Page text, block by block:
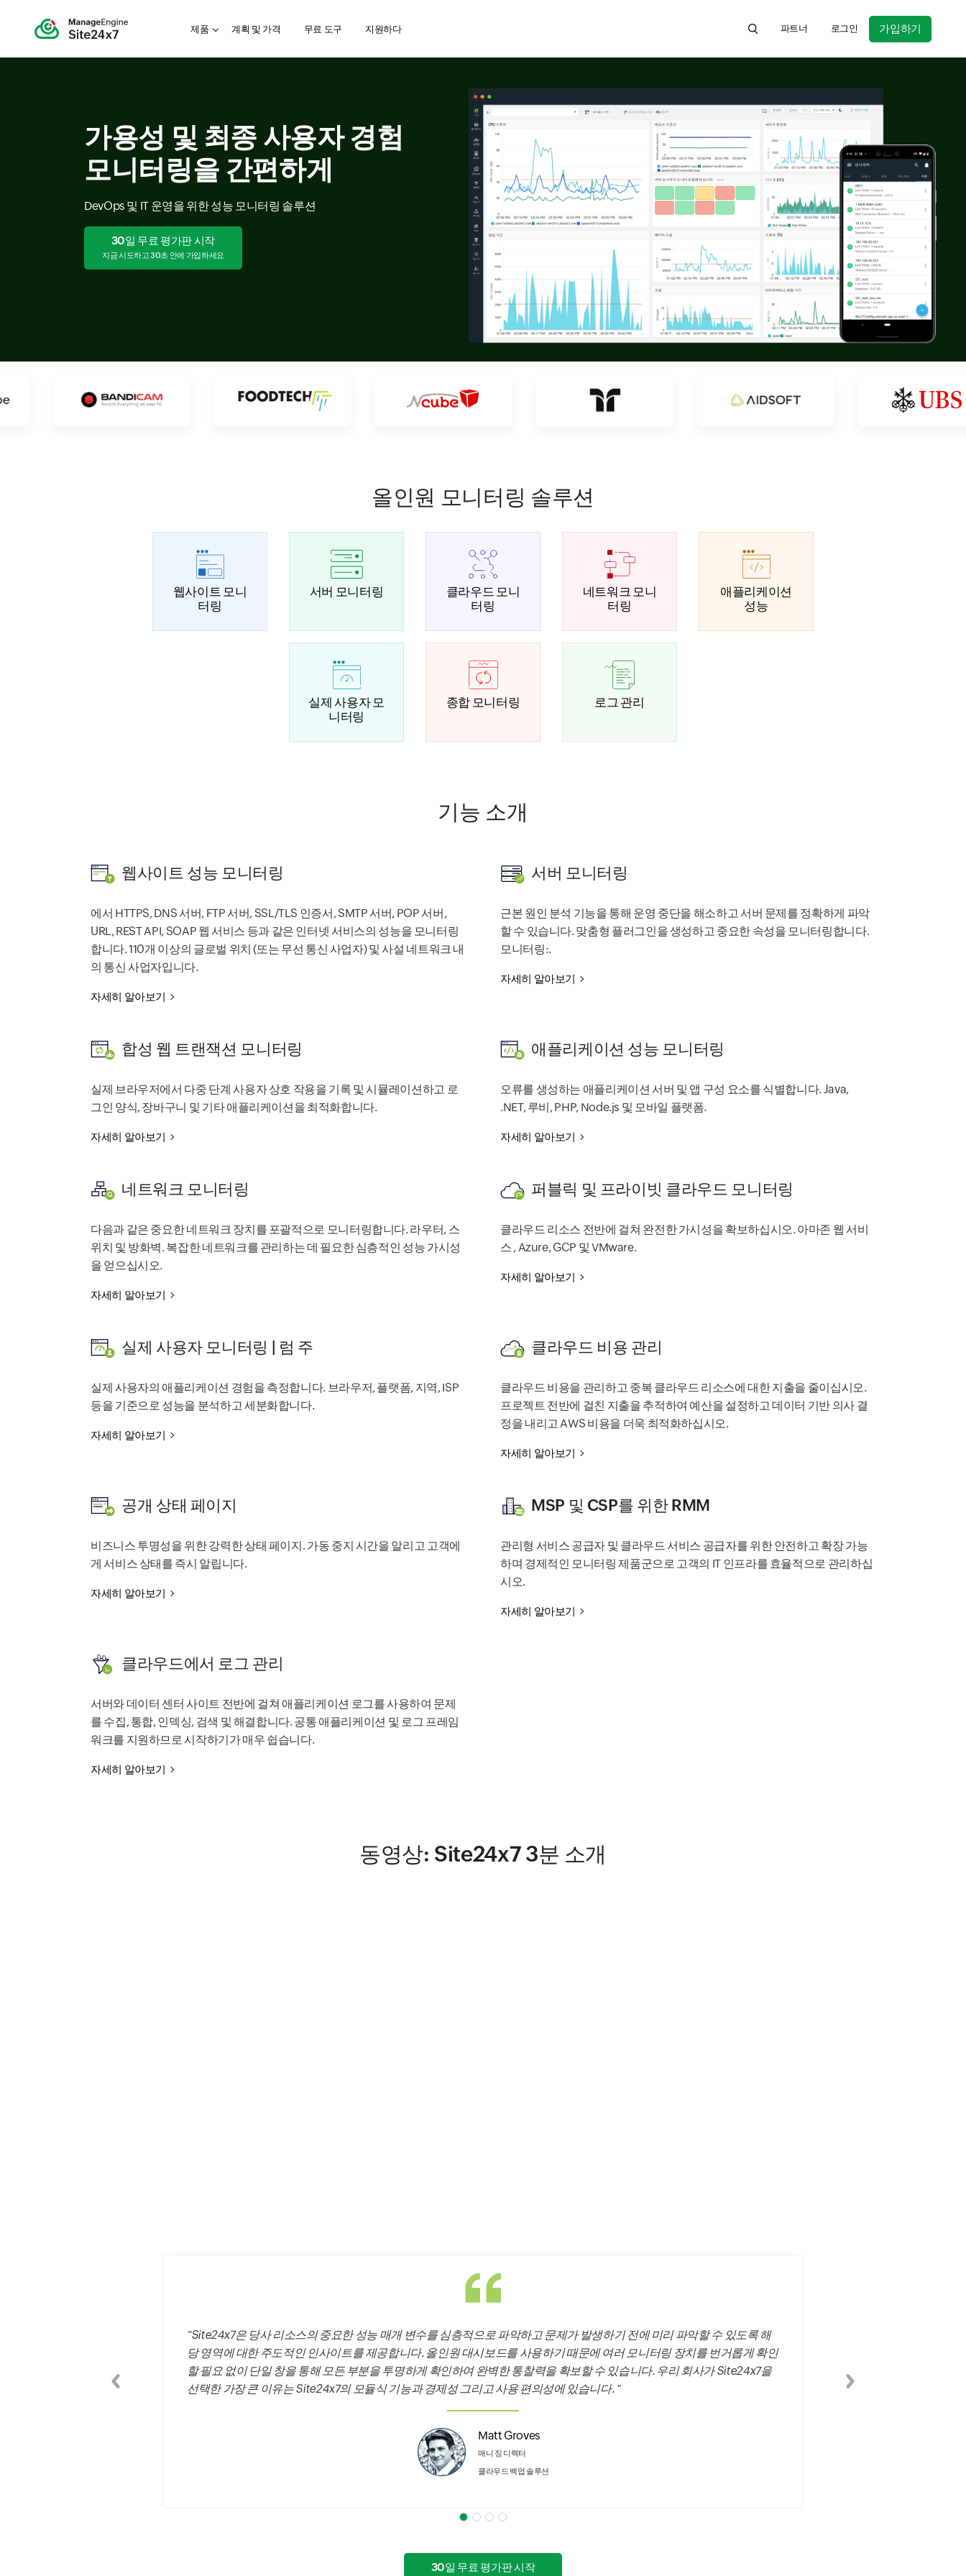
제품 계획 및 가격 무료 도구 지원하다 Search for product information, help
파트너 로그인 가입하기
가용성 및 최종 사용자 경험
모니터링을 간편하게
DevOps 및 IT 운영을 위한 성능 모니터링 솔루션
30일 무료 평가판 시작
지금 시도하고 30초 안에 가입하세요
올인원 모니터링 솔루션
웹사이트 모니
터링
서버 모니터링
클라우드 모니
터링
네트워크 모니
터링
애플리케이션
성능
실제 사용자 모
니터링
종합 모니터링 로그 관리
기능 소개
웹사이트 성능 모니터링
에서 HTTPS, DNS 서버, FTP 서버, SSL/TLS 인증서, SMTP 서버, POP 서버,
URL, REST API, SOAP 웹 서비스 등과 같은 인터넷 서비스의 성능을 모니터링
합니다. 110개 이상의 글로벌 위치 (또는 무선 통신 사업자) 및 사설 네트워크 내
의 통신 사업자입니다.
자세히 알아보기
서버 모니터링
근본 원인 분석 기능을 통해 운영 중단을 해소하고 서버 문제를 정확하게 파악
할 수 있습니다. 맞춤형 플러그인을 생성하고 중요한 속성을 모니터링합니다.
모니터링:.
자세히 알아보기
합성 웹 트랜잭션 모니터링
실제 브라우저에서 다중 단계 사용자 상호 작용을 기록 및 시뮬레이션하고 로
그인 양식, 장바구니 및 기타 애플리케이션을 최적화합니다.
자세히 알아보기
애플리케이션 성능 모니터링
오류를 생성하는 애플리케이션 서버 및 앱 구성 요소를 식별합니다. Java,
.NET, 루비, PHP, Node.js 및 모바일 플랫폼.
자세히 알아보기
네트워크 모니터링
다음과 같은 중요한 네트워크 장치를 포괄적으로 모니터링합니다. 라우터, 스
위치 및 방화벽. 복잡한 네트워크를 관리하는 데 필요한 심층적인 성능 가시성
을 얻으십시오.
자세히 알아보기
퍼블릭 및 프라이빗 클라우드 모니터링
클라우드 리소스 전반에 걸쳐 완전한 가시성을 확보하십시오. 아마존 웹 서비
스 , Azure, GCP 및 VMware.
자세히 알아보기
실제 사용자 모니터링 | 럼 주
실제 사용자의 애플리케이션 경험을 측정합니다. 브라우저, 플랫폼, 지역, ISP
등을 기준으로 성능을 분석하고 세분화합니다.
자세히 알아보기
클라우드 비용 관리
클라우드 비용을 관리하고 중복 클라우드 리소스에 대한 지출을 줄이십시오.
프로젝트 전반에 걸친 지출을 추적하여 예산을 설정하고 데이터 기반 의사 결
정을 내리고 AWS 비용을 더욱 최적화하십시오.
자세히 알아보기
공개 상태 페이지
비즈니스 투명성을 위한 강력한 상태 페이지. 가동 중지 시간을 알리고 고객에
게 서비스 상태를 즉시 알립니다.
자세히 알아보기
MSP 및 CSP를 위한 RMM
관리형 서비스 공급자 및 클라우드 서비스 공급자를 위한 안전하고 확장 가능
하며 경제적인 모니터링 제품군으로 고객의 IT 인프라를 효율적으로 관리하십
시오.
자세히 알아보기
클라우드에서 로그 관리
서버와 데이터 센터 사이트 전반에 걸쳐 애플리케이션 로그를 사용하여 문제
를 수집, 통합, 인덱싱, 검색 및 해결합니다. 공통 애플리케이션 및 로그 프레임
워크를 지원하므로 시작하기가 매우 쉽습니다.
자세히 알아보기
동영상: Site24x7 3분 소개
"Site24x7은 당사 리소스의 중요한 성능 매개 변수를 심층적으로 파악하고 문제가 발생하기 전에 미리 파악할 수 있도록 해
당 영역에 대한 주도적인 인사이트를 제공합니다. 올인원 대시보드를 사용하기 때문에 여러 모니터링 장치를 번거롭게 확인
할 필요 없이 단일 창을 통해 모든 부분을 투명하게 확인하여 완벽한 통찰력을 확보할 수 있습니다. 우리 회사가 Site24x7을
선택한 가장 큰 이유는 Site24x7의 모듈식 기능과 경제성 그리고 사용 편의성에 있습니다. "
Matt Groves
매니 징 디렉터
클라우드 백업 솔루션
이전 다음
30일 무료 평가판 시작